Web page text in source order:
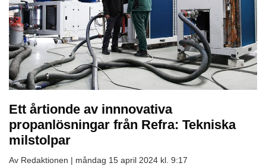
Ett årtionde av innnovativa
propanlösningar från Refra: Tekniska
milstolpar
Av Redaktionen | måndag 15 april 2024 kl. 9:17